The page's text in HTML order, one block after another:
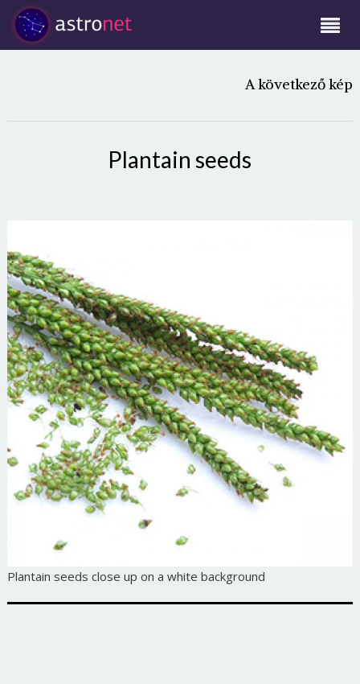
A következő kép
Plantain seeds
Plantain seeds close up on a white background